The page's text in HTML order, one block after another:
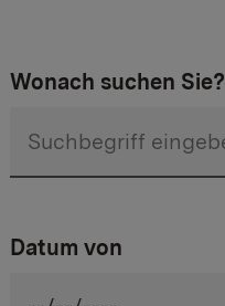
Wonach suchen Sie?
Datum von